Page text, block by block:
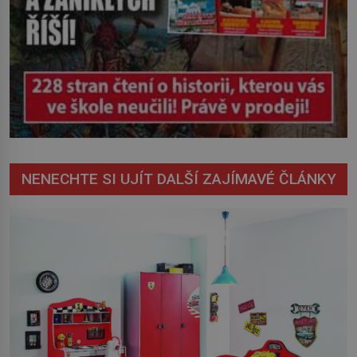
NENECHTE SI UJÍT DALŠÍ ZAJÍMAVÉ ČLÁNKY